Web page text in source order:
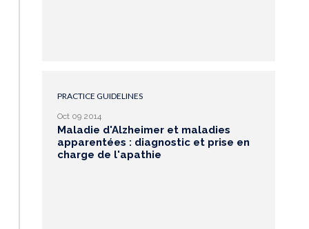
PRACTICE GUIDELINES
Oct 09 2014
Maladie d'Alzheimer et maladies
apparentées : diagnostic et prise en
charge de l'apathie